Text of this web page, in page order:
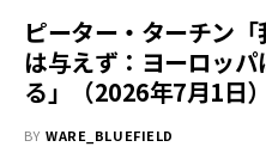
ピーター・ターチン
は与えず：ヨーロッ
る」（2026年7月1日）
BY WARE_BLUEFIELD